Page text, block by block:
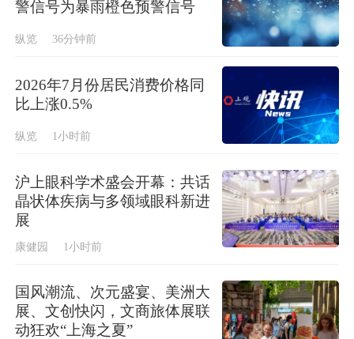
警信号为暴雨橙色预警信号
纵览 36分钟前
2026年7月份居民消费价格同
比上涨0.5%
纵览 1小时前
沪上眼科学术盛会开幕：共话
晶状体疾病与多领域眼科新进
展
康健园 1小时前
国风潮流、次元盛宴、美洲大
展、文创快闪，文商旅体展联
动狂欢“上海之夏”